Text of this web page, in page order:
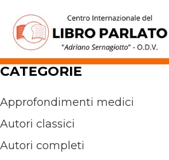
contenuto
CATEGORIE
Approfondimenti medici
Autori classici
Autori completi